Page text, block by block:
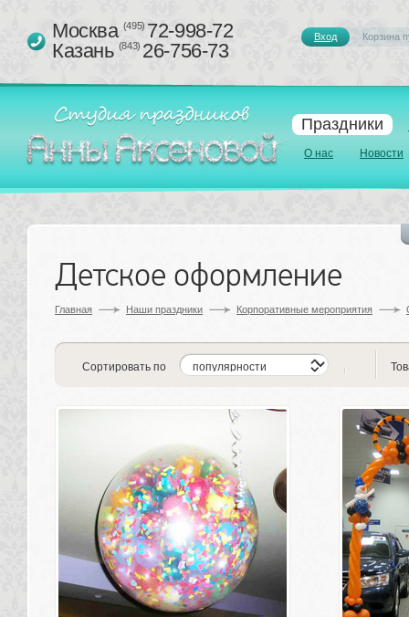
Праздники
О нас Новости
Москва (495)72-998-72
Казань (843)26-756-73
Вход Корзина
Детское оформление
Главная Наши праздники Корпоративные мероприятия
Сортировать по